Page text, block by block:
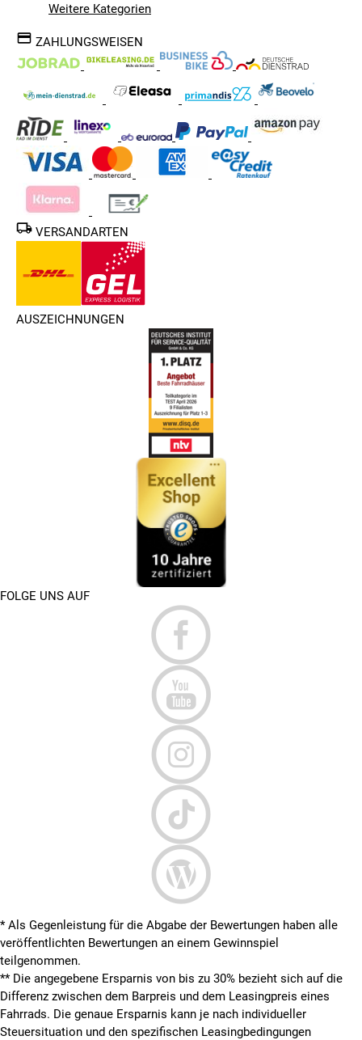
Weitere Kategorien
ZAHLUNGSWEISEN
VERSANDARTEN
AUSZEICHNUNGEN
FOLGE UNS AUF
* Als Gegenleistung für die Abgabe der Bewertungen haben alle
veröffentlichten Bewertungen an einem Gewinnspiel
teilgenommen.
** Die angegebene Ersparnis von bis zu 30% bezieht sich auf die
Differenz zwischen dem Barpreis und dem Leasingpreis eines
Fahrrads. Die genaue Ersparnis kann je nach individueller
Steuersituation und den spezifischen Leasingbedingungen